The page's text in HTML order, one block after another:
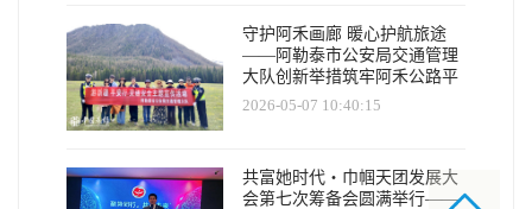
守护阿禾画廊 暖心护航旅途
——阿勒泰市公安局交通管理
大队创新举措筑牢阿禾公路平
安防线
2026-05-07 10:40:15
共富她时代・巾帼天团发展大
会第七次筹备会圆满举行——